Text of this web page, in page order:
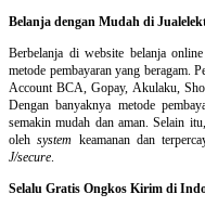
Belanja dengan Mudah di
Berbelanja diwebsite belanja online
metode pembayaran yang beragam.
Account BCA, Gopay, Akulaku,
Dengan banyaknya metode
semakin mudah dan aman. Selain
olehsystem keamanan dan
J/secure
Selalu Gratis Ongkos Kirim di